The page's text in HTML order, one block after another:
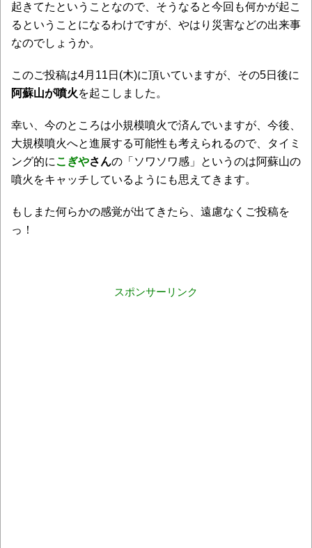
起きてたということなので、そうなると今回も何かが起こ
るということになるわけですが、やはり災害などの出来事
なのでしょうか。
このご投稿は4月11日(木)に頂いていますが、その5日後に
阿蘇山が噴火を起こしました。
幸い、今のところは小規模噴火で済んでいますが、今後、
大規模噴火へと進展する可能性も考えられるので、タイミ
ング的にこぎやさんの「ソワソワ感」というのは阿蘇山の
噴火をキャッチしているようにも思えてきます。
もしまた何らかの感覚が出てきたら、遠慮なくご投稿を
っ！
スポンサーリンク